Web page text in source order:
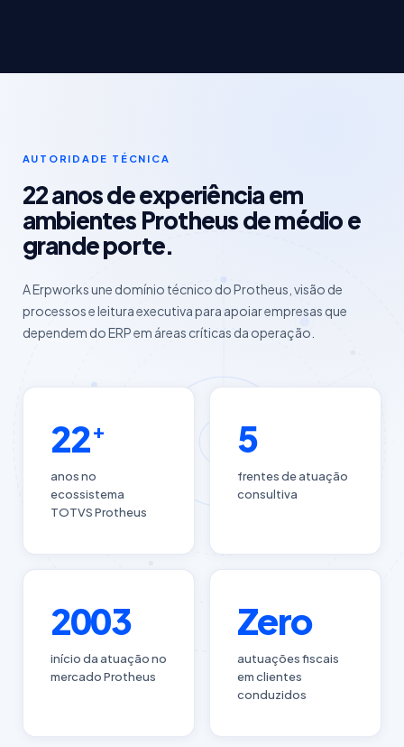
AUTORIDADE TÉCNICA
22 anos de experiência em
ambientes Protheus de médio e
grande porte.
A Erpworks une domínio técnico do Protheus, visão de
processos e leitura executiva para apoiar empresas que
dependem do ERP em áreas críticas da operação.
22+
anos no
ecossistema
TOTVS Protheus
5
frentes de atuação
consultiva
2003
início da atuação no
mercado Protheus
Zero
autuações fiscais
em clientes
conduzidos